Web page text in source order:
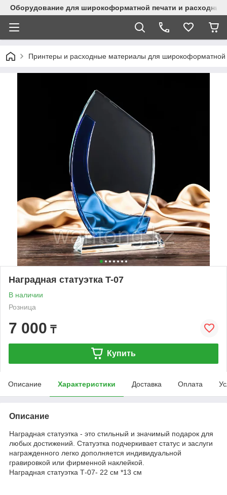
Оборудование для широкоформатной печати и
Принтеры и расходные материалы для широкоформатной
Наградная статуэтка T-07
В наличии
Розница
7 000 ₸
Купить
Описание Характеристики Доставка Оплата
Описание
Наградная статуэтка - это стильный и значимый подарок для
любых достижений. Статуэтка подчеркивает статус и заслуги
награжденного легко дополняется индивидуальной
гравировкой или фирменной наклейкой.
Наградная статуэтка Т-07- 22 см *13 см